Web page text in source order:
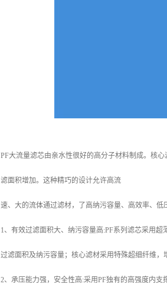
PF大流量滤芯由亲水性很好的高分子材料制成。核
滤面积增加。这种精巧的设计允许高流
速、大的流体通过滤材，了高纳污容量、高效率、低
1、有效过滤面积大、纳污容量高:PF系列滤芯采用
过滤面积及纳污容量；核心滤材采用特殊超细纤维，
2、承压能力强，安全性高:采用PF独有的高强度内